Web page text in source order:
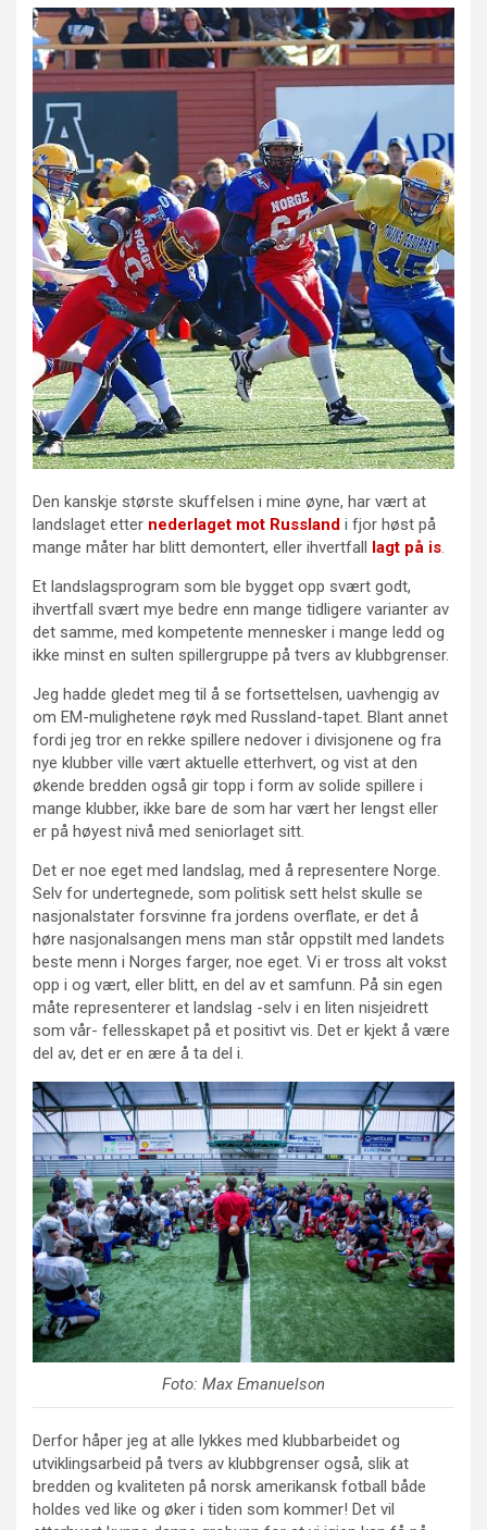
Den kanskje største skuffelsen i mine øyne, har vært at
landslaget etter nederlaget mot Russland i fjor høst på
mange måter har blitt demontert, eller ihvertfall lagt på is.
Et landslagsprogram som ble bygget opp svært godt,
ihvertfall svært mye bedre enn mange tidligere varianter av
det samme, med kompetente mennesker i mange ledd og
ikke minst en sulten spillergruppe på tvers av klubbgrenser.
Jeg hadde gledet meg til å se fortsettelsen, uavhengig av
om EM-mulighetene røyk med Russland-tapet. Blant annet
fordi jeg tror en rekke spillere nedover i divisjonene og fra
nye klubber ville vært aktuelle etterhvert, og vist at den
økende bredden også gir topp i form av solide spillere i
mange klubber, ikke bare de som har vært her lengst eller
er på høyest nivå med seniorlaget sitt.
Det er noe eget med landslag, med å representere Norge.
Selv for undertegnede, som politisk sett helst skulle se
nasjonalstater forsvinne fra jordens overflate, er det å
høre nasjonalsangen mens man står oppstilt med landets
beste menn i Norges farger, noe eget. Vi er tross alt vokst
opp i og vært, eller blitt, en del av et samfunn. På sin egen
måte representerer et landslag -selv i en liten nisjeidrett
som vår- fellesskapet på et positivt vis. Det er kjekt å være
del av, det er en ære å ta del i.
Foto: Max Emanuelson
Derfor håper jeg at alle lykkes med klubbarbeidet og
utviklingsarbeid på tvers av klubbgrenser også, slik at
bredden og kvaliteten på norsk amerikansk fotball både
holdes ved like og øker i tiden som kommer! Det vil